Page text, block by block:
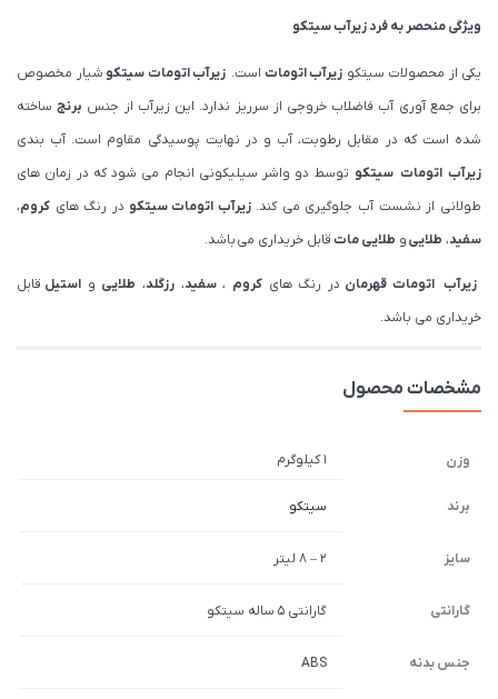
ویژگی منحصر به فردزیرآبسیتکو
یکی از محصولات سیتکو زیرآب اتومات است. زیرآب اتومات سیتکو شیار مخصوص
برای جمع آوری آب فاضلاب خروجی از سرریز ندارد. این زیرآب از جنس برنجساخته
شده است که در مقابل رطوبت، آب و در نهایت پوسیدگی مقاوم است. آب بندی
زیرآب اتومات سیتکو توسط دو واشر سیلیکونی انجام می شود که در زمان های
طولانی از نشست آب جلوگیری می کند. زیرآب اتومات سیتکو در رنگ های کروم،
سفید، طلاییو طلایی ماتقابل خریداری می باشد.
زیرآب اتومات قهرمان در رنگ هایکروم ،سفید،رزگلد، طلایی و استیل قابل
خریداری می باشد.
مشخصات محصول
وزن 1 کیلوگرم
برند سیتکو
سایز 2 – 8 لیتر
گارانتی گارانتی 5 ساله سیتکو
جنس بدنه ABS